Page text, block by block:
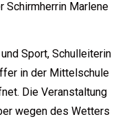
Schirmherrin Marlene
Sport, Schulleiterin
in der Mittelschule
Die Veranstaltung
wegen des Wetters